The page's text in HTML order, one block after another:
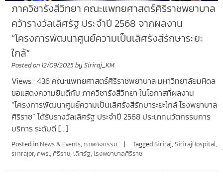
ภาควิชารังสีวิทยา คณะแพทยศาสตร์ศิริราชพยาบาล
คว้ารางวัลเลิศรัฐ ประจำปี 2568 จากผลงาน
“โครงการพัฒนาศูนย์ความเป็นเลิศรังสีรักษาระยะ
ใกล้”
Posted on 12/09/2025by Siriraj_KM
Views : 436 ​คณะแพทยศาสตร์ศิริราชพยาบาล มหาวิทยาลัยมหิดล
ขอแสดงความยินดีกับ ภาควิชารังสีวิทยา ในโอกาสที่ผลงาน
“โครงการพัฒนาศูนย์ความเป็นเลิศรังสีรักษาระยะใกล้ โรงพยาบาล
ศิริราช” ได้รับรางวัลเลิศรัฐ ประจำปี 2568 ประเภทนวัตกรรมการ
บริการ ระดับดี […]
Posted in News & Events, ภาพกิจกรรม TaggedSiriraj, SirirajHospital,
sirirajpr, กพร., ศิริราช, เลิศรัฐ, โรงพยาบาลศิริราช